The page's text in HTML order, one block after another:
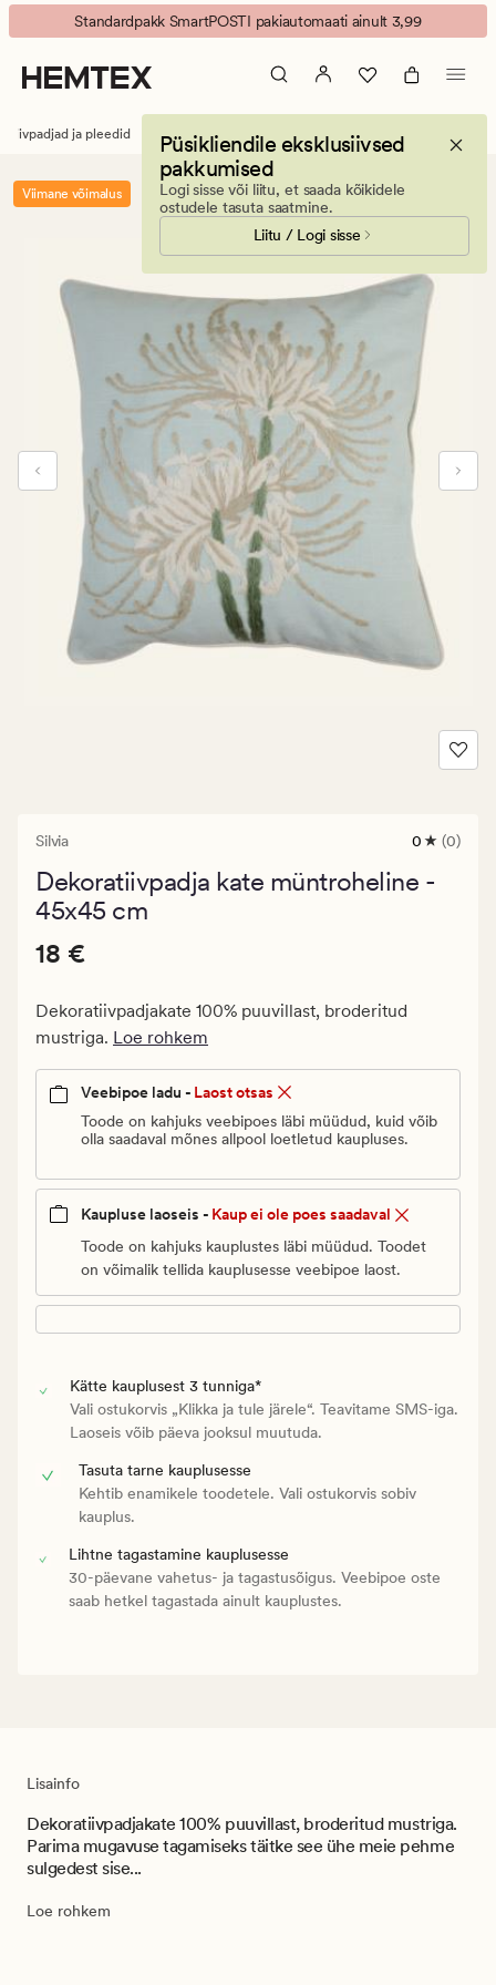
Silvia
dekoratiivpadja
kate
müntroheline
Animated
banner.
Press
ESCAPE
Standardpakk SmartPOSTI pakiautomaati ainult 3,99
Püsikliendile eksklusiivsed
pakkumised
Logi sisse või liitu, et saada kõikidele
ostudele tasuta saatmine.
Liitu / Logi sisse
ja pleedid Dekoratiivpadjad ja -katted Dekoratiivpadja katted
Viimane võimalus
Silvia
0
keskmise
0 (0)
Dekoratiivpadja kate müntroheline -
45x45 cm
Pris_ee
Vanlig
pris_ee
18
Pris_ee
18 €
Dekoratiivpadjakate 100% puuvillast, broderitud
mustriga. Loe rohkem
Veebipoe ladu - Laost otsas
Toode on kahjuks veebipoes läbi müüdud, kuid võib
olla saadaval mõnes allpool loetletud kaupluses.
Kaupluse laoseis - Kaup ei ole poes saadaval
Toode on kahjuks kauplustes läbi müüdud. Toodet
on võimalik tellida kauplusesse veebipoe laost.
Kätte kauplusest 3 tunniga*
Vali ostukorvis „Klikka ja tule järele“. Teavitame SMS-iga.
Laoseis võib päeva jooksul muutuda.
Tasuta tarne kauplusesse
Kehtib enamikele toodetele. Vali ostukorvis sobiv
kauplus.
Lihtne tagastamine kauplusesse
30-päevane vahetus- ja tagastusõigus. Veebipoe oste
saab hetkel tagastada ainult kauplustes.
Lisainfo
Dekoratiivpadjakate 100% puuvillast, broderitud mustriga.
Parima mugavuse tagamiseks täitke see ühe meie pehme
sulgedest sise...
Loe rohkem